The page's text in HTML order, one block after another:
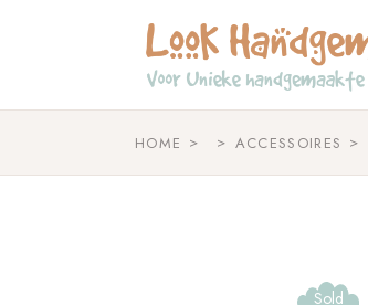
HOME ACCESSOIRES
Sold